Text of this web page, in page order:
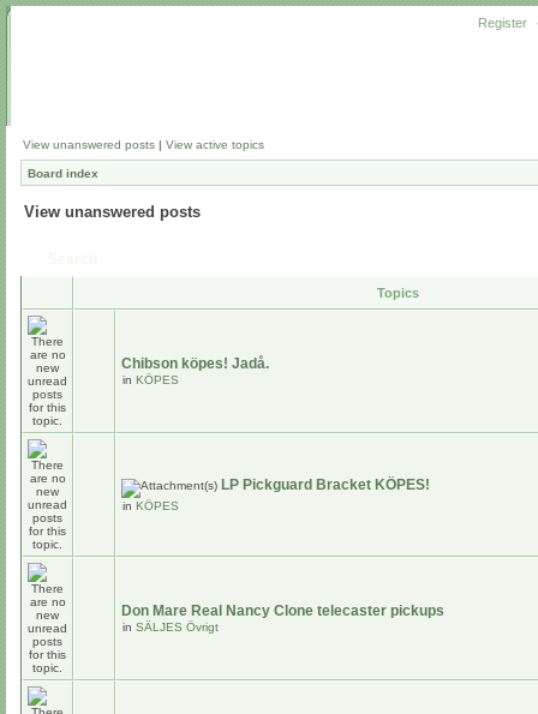
Register
View unanswered posts | View active topics
Board index
View unanswered posts
Topics
Chibson köpes! Jadå.
in KÖPES
LP Pickguard Bracket KÖPES!
in KÖPES
Don Mare Real Nancy Clone telecaster pickups
in SÄLJES Övrigt